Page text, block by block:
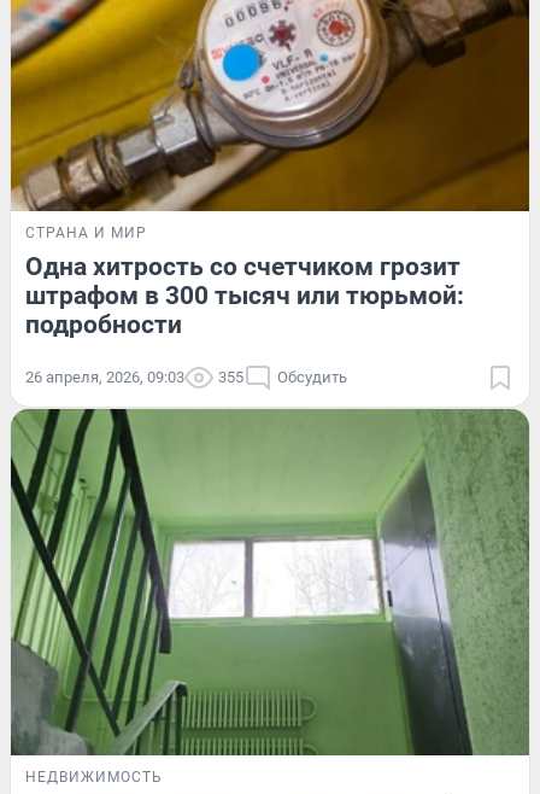
СТРАНА И МИР
Одна хитрость со счетчиком грозит
штрафом в 300 тысяч или тюрьмой:
подробности
26 апреля, 2026, 09:03 355 Обсудить
НЕДВИЖИМОСТЬ